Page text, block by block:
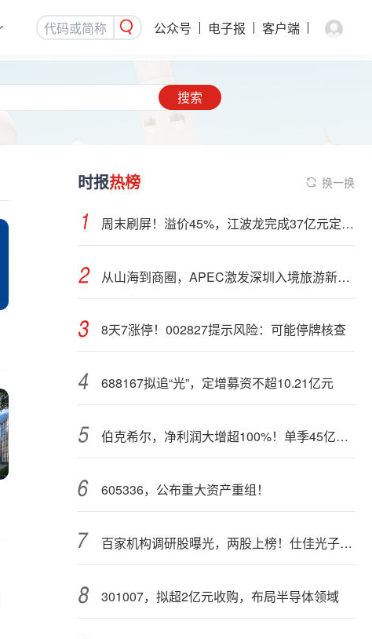
公众号 电子报 客户端
搜索
时报热榜 换一换
周末刷屏！溢价45%，江波龙完成37亿元定增事项
从山海到商圈，APEC激发深圳入境旅游新活力
8天7涨停！002827提示风险：可能停牌核查
688167拟追“光”，定增募资不超10.21亿元
伯克希尔，净利润大增超100%！单季45亿美元回购
605336，公布重大资产重组！
百家机构调研股曝光，两股上榜！仕佳光子半年报业绩高增长
301007，拟超2亿元收购，布局半导体领域